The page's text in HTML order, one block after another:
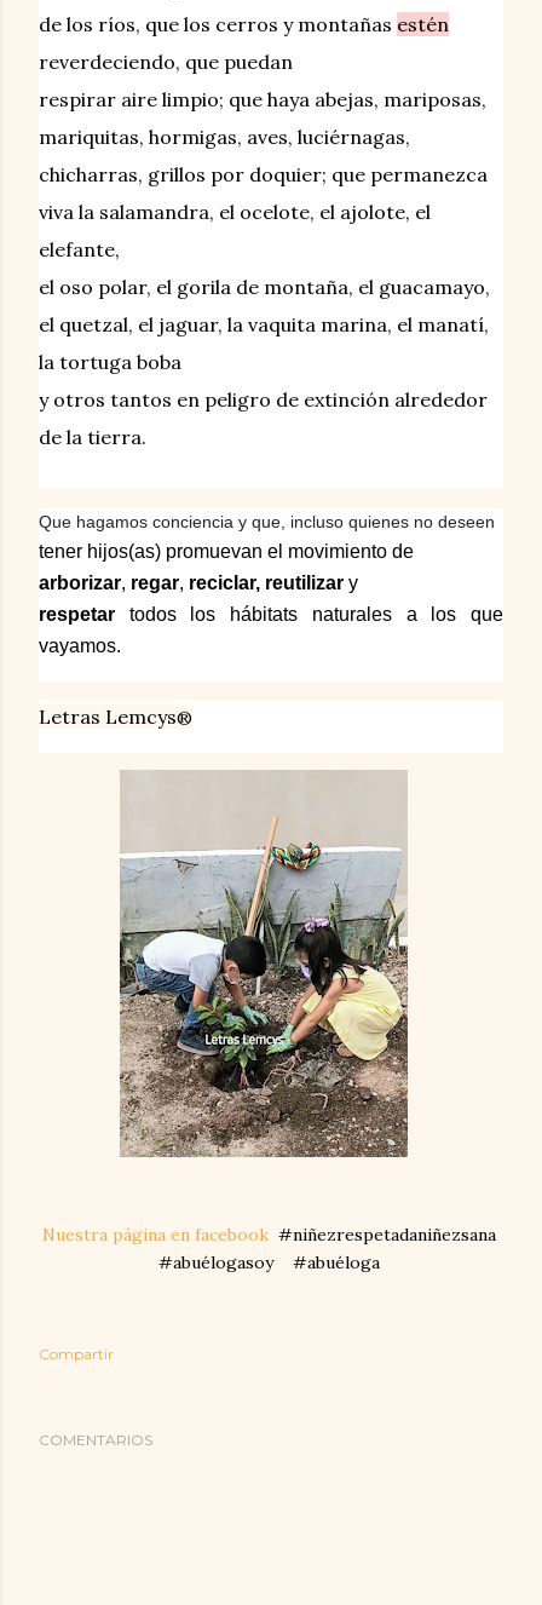
de los ríos, que los cerros y montañas estén
reverdeciendo, que puedan
respirar aire limpio; que haya abejas, mariposas,
mariquitas, hormigas, aves, luciérnagas,
chicharras, grillos por doquier; que permanezca
viva la salamandra, el ocelote, el ajolote, el
elefante,
el oso polar, el gorila de montaña, el guacamayo,
el quetzal, el jaguar, la vaquita marina, el manatí,
la tortuga boba
y otros tantos en peligro de extinción alrededor
de la tierra.
Que hagamos conciencia y que, incluso quienes no deseen
tener hijos(as) promuevan el movimiento de
arborizar, regar, reciclar, reutilizar y
respetar
todos los hábitats naturales a los que
vayamos.
Letras Lemcys®️
Nuestra página en facebook #niñezrespetadaniñezsana
#abuélogasoy #abuéloga
Compartir
COMENTARIOS